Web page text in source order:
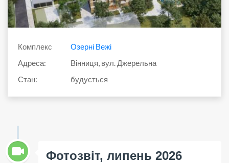
Комплекс
Озерні Вежі
Адреса:
Вінниця, вул. Джерельна
Стан:
будується
Фотозвіт, липень 2026